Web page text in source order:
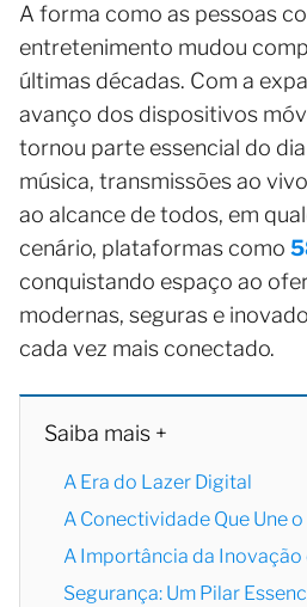
A forma como as pessoas
entretenimento mudou
últimas décadas. Com a
avanço dos dispositivos
tornou parte essencial do dia
música, transmissões ao
ao alcance de todos, em
cenário, plataformas como
conquistando espaço ao
modernas, seguras e
cada vez mais conectado.
Saiba mais +
A Era do Lazer Digital
A Conectividade Que Une
A Importância da Inovação
Segurança: Um Pilar